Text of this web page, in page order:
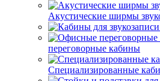
Акустические ширмы
переговорные кабины
Специализированные